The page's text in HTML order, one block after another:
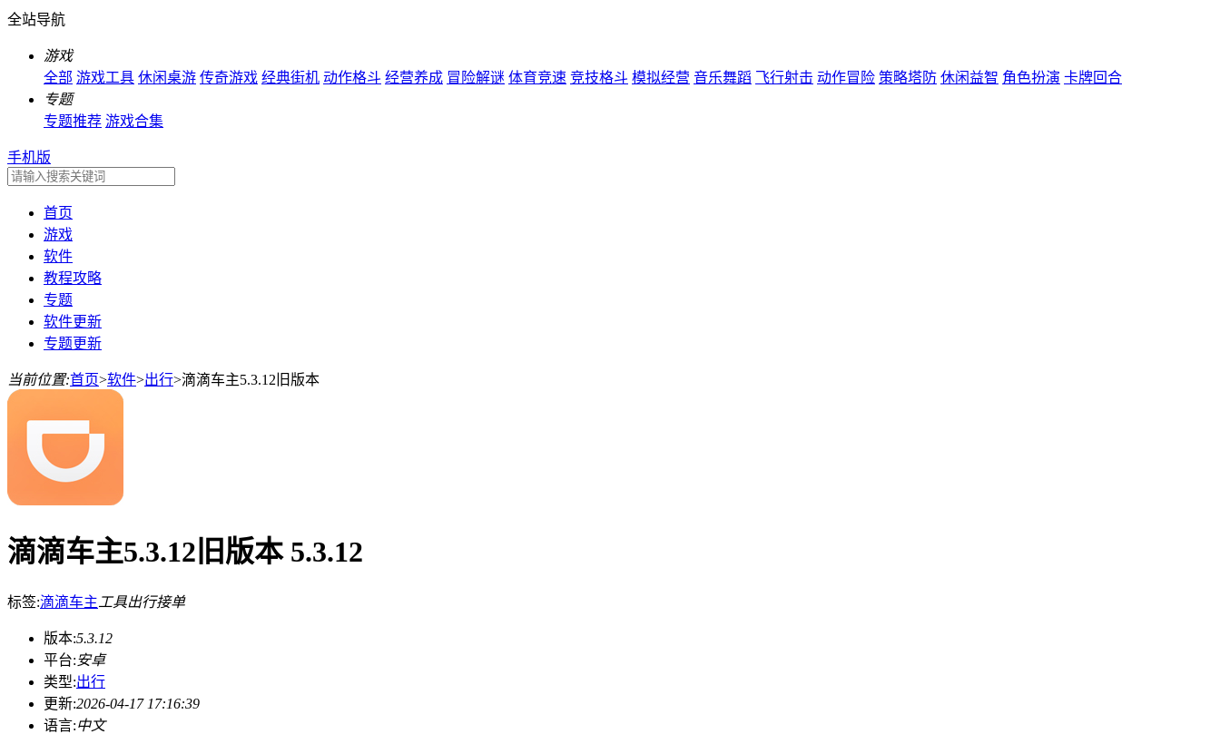
全站导航
游戏
全部 游戏工具 休闲桌游 传奇游戏 经典街机 动作格斗 经营养成 冒险解谜 体育竞速 竞技格斗 模拟经营 音乐舞蹈 飞行射击 动作冒险 策略塔防 休闲益智 角色扮演 卡牌回合
专题
专题推荐 游戏合集
手机版
首页
游戏
软件
教程攻略
专题
软件更新
专题更新
当前位置:首页>软件>出行>滴滴车主5.3.12旧版本
滴滴车主5.3.12旧版本 5.3.12
标签:滴滴车主工具出行接单
版本:5.3.12
平台:安卓
类型:出行
更新:2026-04-17 17:16:39
语言:中文